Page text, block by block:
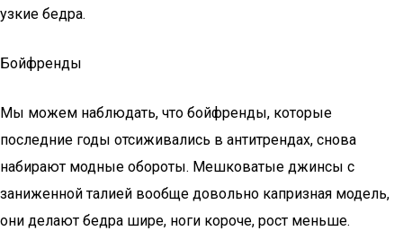
узкие бедра.
Бойфренды
Мы можем наблюдать, что бойфренды, которые
последние годы отсиживались в антитрендах, снова
набирают модные обороты. Мешковатые джинсы с
заниженной талией вообще довольно капризная модель,
они делают бедра шире, ноги короче, рост меньше.